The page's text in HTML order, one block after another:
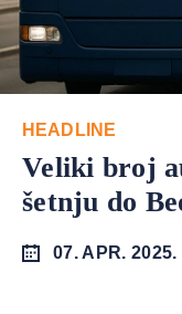
HEADLINE
Veliki broj
šetnju do
07. APR. 2025.